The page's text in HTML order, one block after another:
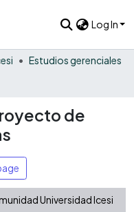
Log In
Estudios gerenciales
de
Universidad Icesi